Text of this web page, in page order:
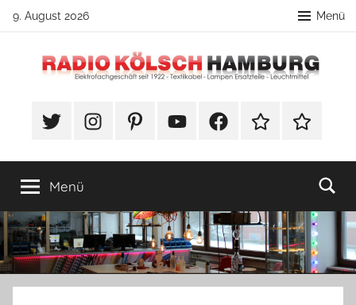
Zum
springen
9. August 2026 Menü
Radio
Hamburg
Lampenbau
#TwitterInstagramPinterestYouTubeFacebookTikTok Webshop
Menü